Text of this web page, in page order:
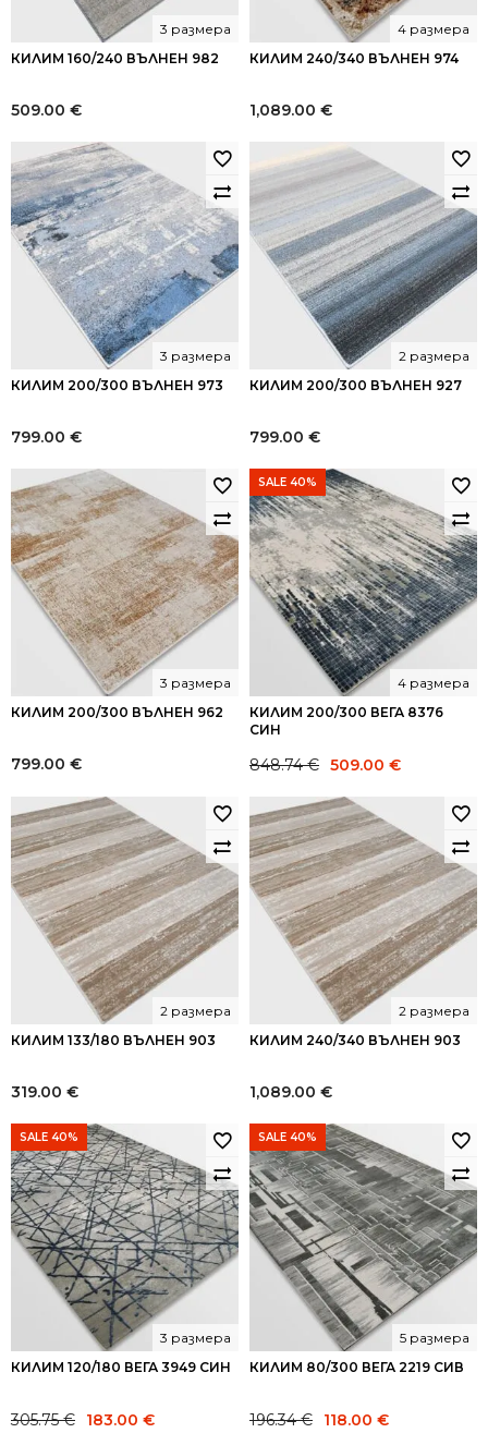
КИЛИМ 160/240 ВЪЛНЕН 982
3 размера
509.00 €
КИЛИМ 240/340 ВЪЛНЕН 974
4 размера
1,089.00 €
КИЛИМ 200/300 ВЪЛНЕН 973
3 размера
799.00 €
КИЛИМ 200/300 ВЪЛНЕН 927
2 размера
799.00 €
КИЛИМ 200/300 ВЪЛНЕН 962
3 размера
799.00 €
SALE 40%
КИЛИМ 200/300 ВЕГА 8376
СИН
4 размера
848.74€
Original
was:
848.74 €.
509.00 €
Current
is:
509.00 €.
КИЛИМ 133/180 ВЪЛНЕН 903
2 размера
319.00 €
КИЛИМ 240/340 ВЪЛНЕН 903
2 размера
1,089.00 €
SALE 40%
КИЛИМ 120/180 ВЕГА 3949 СИН
3 размера
305.75€
Original
183.00 €
Current
SALE 40%
КИЛИМ 80/300 ВЕГА 2219 СИВ
5 размера
196.34€
Original 118.00 €
Current